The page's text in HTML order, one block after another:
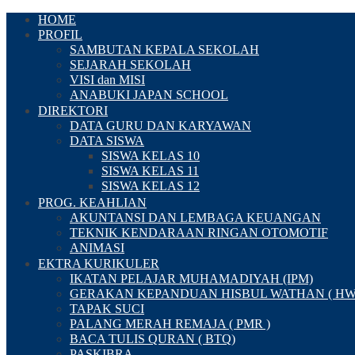
HOME
PROFIL
SAMBUTAN KEPALA SEKOLAH
SEJARAH SEKOLAH
VISI dan MISI
ANABUKI JAPAN SCHOOL
DIREKTORI
DATA GURU DAN KARYAWAN
DATA SISWA
SISWA KELAS 10
SISWA KELAS 11
SISWA KELAS 12
PROG. KEAHLIAN
AKUNTANSI DAN LEMBAGA KEUANGAN
TEKNIK KENDARAAN RINGAN OTOMOTIF
ANIMASI
EKTRA KURIKULER
IKATAN PELAJAR MUHAMADIYAH (IPM)
GERAKAN KEPANDUAN HISBUL WATHAN (
TAPAK SUCI
PALANG MERAH REMAJA ( PMR )
BACA TULIS QURAN ( BTQ)